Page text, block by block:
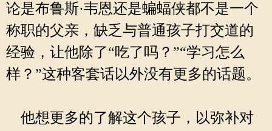
论是布鲁斯·韦恩还是蝙蝠侠都不是一个
称职的父亲，缺乏与普通孩子打交道的
经验，让他除了“吃了吗？”“学习怎么
样？”这种客套话以外没有更多的话题。
他想更多的了解这个孩子，以弥补对